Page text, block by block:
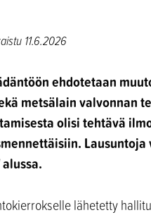
11.6.2026
ehdotetaan
metsälain valvonnan
olisi tehtävä
lähetetty